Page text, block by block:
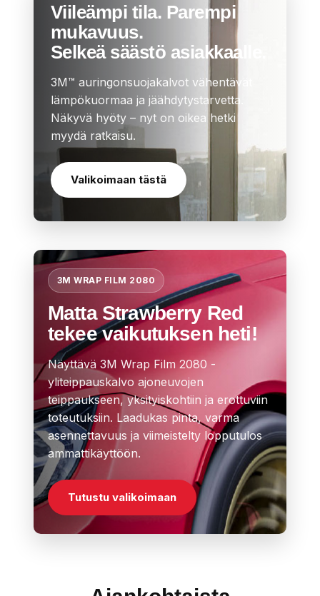
Viileämpi tila. Parempi
mukavuus.
Selkeä säästö asiakkaalle.
3M™ auringonsuojakalvot vähentävät
lämpökuormaa ja jäähdytystarvetta.
Näkyvä hyöty – nyt on oikea hetki
myydä ratkaisu.
Valikoimaan tästä
3M WRAP FILM 2080
Matta Strawberry Red
tekee vaikutuksen heti!
Näyttävä 3M Wrap Film 2080 -
yliteippauskalvo ajoneuvojen
teippaukseen, yksityiskohtiin ja erottuviin
toteutuksiin. Laadukas pinta, varma
asennettavuus ja viimeistelty lopputulos
ammattikäyttöön.
Tutustu valikoimaan